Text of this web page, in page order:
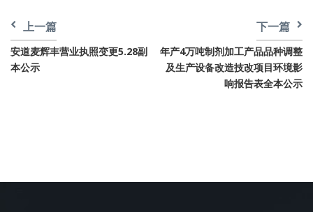
下一篇
年产4万吨制剂加工产品品种调整
及生产设备改造技改项目环境影
响报告表全本公示
上一篇
安道麦辉丰营业执照变更5.28副
本公示